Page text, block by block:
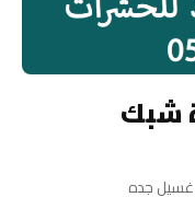
شبك
جده